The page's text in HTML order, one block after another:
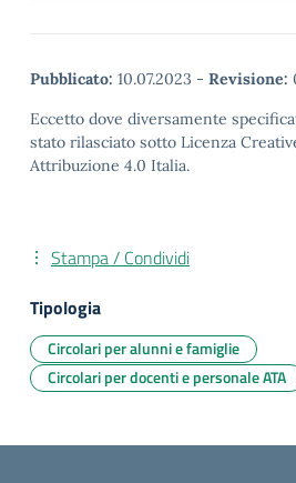
Pubblicato: 10.07.2023 - Revisione:
Eccetto dove diversamente
stato rilasciato sotto Licenza
Attribuzione 4.0 Italia.
Stampa / Condividi
Tipologia
Circolari per alunni e famiglie
Circolari per docenti e personale ATA